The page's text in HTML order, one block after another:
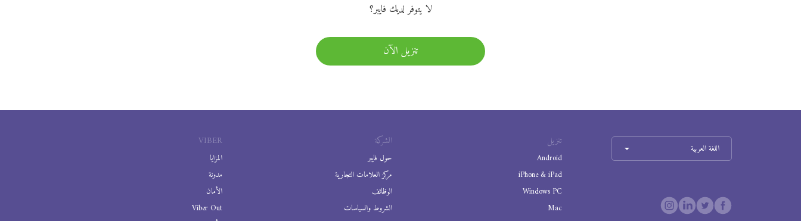
لا يتوفر لديك فايبر؟
تنزيل الآن
VIBER
المزايا
مدونة
الأمان
Viber Out
الشركة
حول فايبر
مركز العلامات التجارية
الوظائف
الشروط والسياسات
تنزيل
Android
iPhone & iPad
Windows PC
Mac
اللغة العربية